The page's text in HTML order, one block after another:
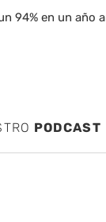
94% en un año
PODCAST